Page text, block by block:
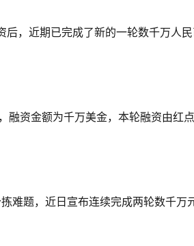
，近期已完成了新的一轮数千万人
融资金额为千万美金，本轮融资由红
难题，近日宣布连续完成两轮数千万